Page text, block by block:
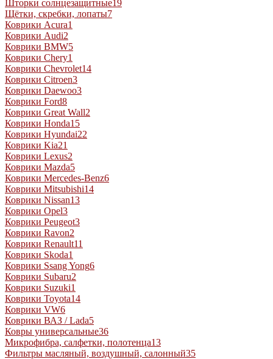
Шторки солнцезащитные19
Щётки, скребки, лопаты7
Коврики Acura1
Коврики Audi2
Коврики BMW5
Коврики Chery1
Коврики Chevrolet14
Коврики Citroen3
Коврики Daewoo3
Коврики Ford8
Коврики Great Wall2
Коврики Honda15
Коврики Hyundai22
Коврики Kia21
Коврики Lexus2
Коврики Mazda5
Коврики Mercedes-Benz6
Коврики Mitsubishi14
Коврики Nissan13
Коврики Opel3
Коврики Peugeot3
Коврики Ravon2
Коврики Renault11
Коврики Skoda1
Коврики Ssang Yong6
Коврики Subaru2
Коврики Suzuki1
Коврики Toyota14
Коврики VW6
Коврики ВАЗ / Lada5
Ковры универсальные36
Микрофибра, салфетки, полотенца13
Фильтры масляный, воздушный, салонный35